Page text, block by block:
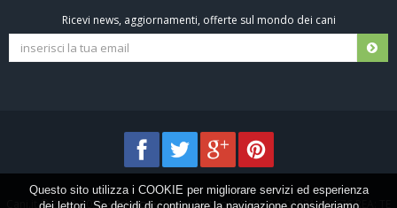
Tutti i cani iscritti
Spedizioni e resi
Ricevi news, aggiornamenti, offerte sul mondo dei cani
Cani.it © 2013-2026 •Privacy•Frezza Network S.R.L. P.I. 01821400676 REA: TE
Questo sito utilizza i COOKIE per migliorare servizi ed esperienza